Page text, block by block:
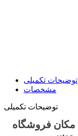
توضیحات تکمیلی
مشخصات
توضیحات تکمیلی